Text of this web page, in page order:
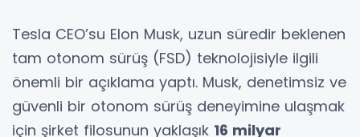
Tesla CEO’su Elon Musk, uzun süredir beklenen
tam otonom sürüş (FSD) teknolojisiyle ilgili
önemli bir açıklama yaptı. Musk, denetimsiz ve
güvenli bir otonom sürüş deneyimine ulaşmak
için şirket filosunun yaklaşık 16 milyar